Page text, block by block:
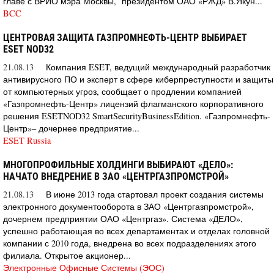
BCC
ЦЕНТРОВАЯ ЗАЩИТА ГАЗПРОМНЕФТЬ-ЦЕНТР ВЫБИРАЕТ
ESET NOD32
21.08.13
Компания ESET, ведущий международный разработчик
антивирусного ПО и эксперт в сфере киберпреступности и защиты
от компьютерных угроз, сообщает о продлении компанией
«Газпромнефть-Центр» лицензий флагманского корпоративного
решения ESETNOD32 SmartSecurityBusinessEdition. «Газпромнефть-
Центр»– дочернее предприятие...
ESET Russia
МНОГОПРОФИЛЬНЫЕ ХОЛДИНГИ ВЫБИРАЮТ «ДЕЛО»:
НАЧАТО ВНЕДРЕНИЕ В ЗАО «ЦЕНТРГАЗПРОМСТРОЙ»
21.08.13
В июне 2013 года стартовал проект создания системы
электронного документооборота в ЗАО «Центргазпромстрой»,
дочернем предприятии ОАО «Центргаз». Система «ДЕЛО»,
успешно работающая во всех департаментах и отделах головной
компании с 2010 года, внедрена во всех подразделениях этого
филиала. Открытое акционер...
Электронные Офисные Системы (ЭОС)